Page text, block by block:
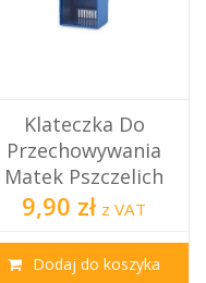
Klateczka Do
Przechowywania
Matek Pszczelich
9,90 zł z VAT
Dodaj do koszyka